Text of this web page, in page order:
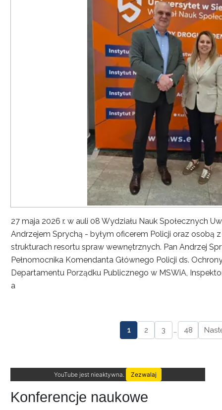
27 maja 2026 r. w auli 08 Wydziału Nauk Społecznych
Andrzejem Sprychą - byłym oficerem Policji oraz osobą
strukturach resortu spraw wewnętrznych. Pan Andrzej
Pełnomocnika Komendanta Głównego Policji ds.
Departamentu Porządku Publicznego w MSWiA,
a
1 2 3 … 48
YouTube jest nieaktywna. Zezwalaj
Konferencje naukowe